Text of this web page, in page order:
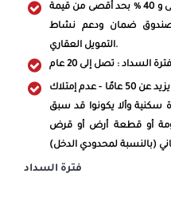
المساهمة الذاتية للعميل: 10 % بحد أدنى و 40 % بحد أقصى من قيمة
صندوق ضمان ودعم نشاط
التمويل العقاري.
الشروط : - السن لا يقل عن 21 عامًا ولا يزيد عن 50 عامًا - عدم إمتلاك
سكنية وألا يكونوا قد سبق
أو قطعة أرض أو قرض
فترة السداد